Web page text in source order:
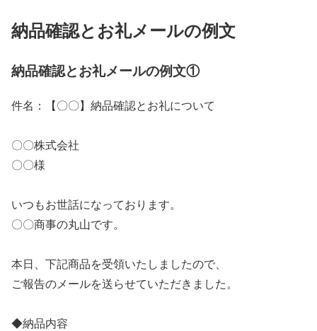
納品確認とお礼メールの例文
納品確認とお礼メールの例文①
件名：【〇〇】納品確認とお礼について
〇〇株式会社
〇〇様
いつもお世話になっております。
〇〇商事の丸山です。
本日、下記商品を受領いたしましたので、
ご報告のメールを送らせていただきました。
◆納品内容